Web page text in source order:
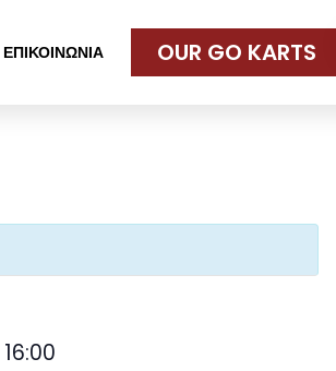
ΕΠΙΚΟΙΝΩΝΙΑ OUR GO KARTS
16:00